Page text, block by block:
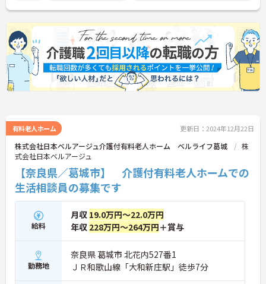
有料老人ホーム 更新日：2024年12月22日
株式会社日本ベルアージュ介護付有料老人ホーム ベルライフ葛城
株
式会社日本ベルアージュ
【奈良県／葛城市】 介護付有料老人ホームでの
生活相談員の募集です
給料
月収 19.0万円～22.0万円
年収 228万円～264万円＋賞与
勤務地
奈良県 葛城市 北花内527番1
ＪＲ和歌山線「大和新庄駅」徒歩7分